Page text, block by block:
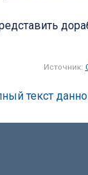
Источник: